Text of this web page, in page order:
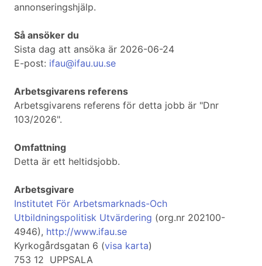
annonseringshjälp.
Så ansöker du
Sista dag att ansöka är 2026-06-24
E-post: ifau@ifau.uu.se
Arbetsgivarens referens
Arbetsgivarens referens för detta jobb är "Dnr
103/2026".
Omfattning
Detta är ett heltidsjobb.
Arbetsgivare
Institutet För Arbetsmarknads-Och
Utbildningspolitisk Utvärdering (org.nr 202100-
4946), http://www.ifau.se
Kyrkogårdsgatan 6 (visa karta)
753 12 UPPSALA